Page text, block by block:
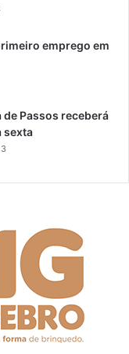
emprego em
Passos receberá
sexta